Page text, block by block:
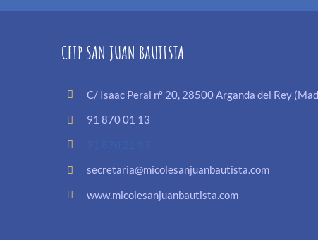
CEIP SAN JUAN BAUTISTA
C/ Isaac Peral nº 20, 28500 Arganda del Rey
91 870 01 13
secretaria@micolesanjuanbautista.com
www.micolesanjuanbautista.com